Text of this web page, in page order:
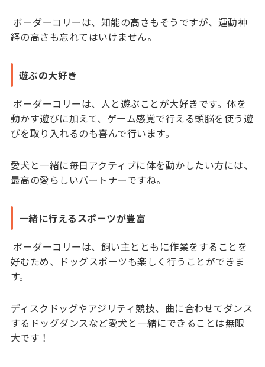
ボーダーコリーは、知能の高さもそうですが、運動神
経の高さも忘れてはいけません。
遊ぶの大好き
ボーダーコリーは、人と遊ぶことが大好きです。体を
動かす遊びに加えて、ゲーム感覚で行える頭脳を使う遊
びを取り入れるのも喜んで行います。
愛犬と一緒に毎日アクティブに体を動かしたい方には、
最高の愛らしいパートナーですね。
一緒に行えるスポーツが豊富
ボーダーコリーは、飼い主とともに作業をすることを
好むため、ドッグスポーツも楽しく行うことができま
す。
ディスクドッグやアジリティ競技、曲に合わせてダンス
するドッグダンスなど愛犬と一緒にできることは無限
大です！